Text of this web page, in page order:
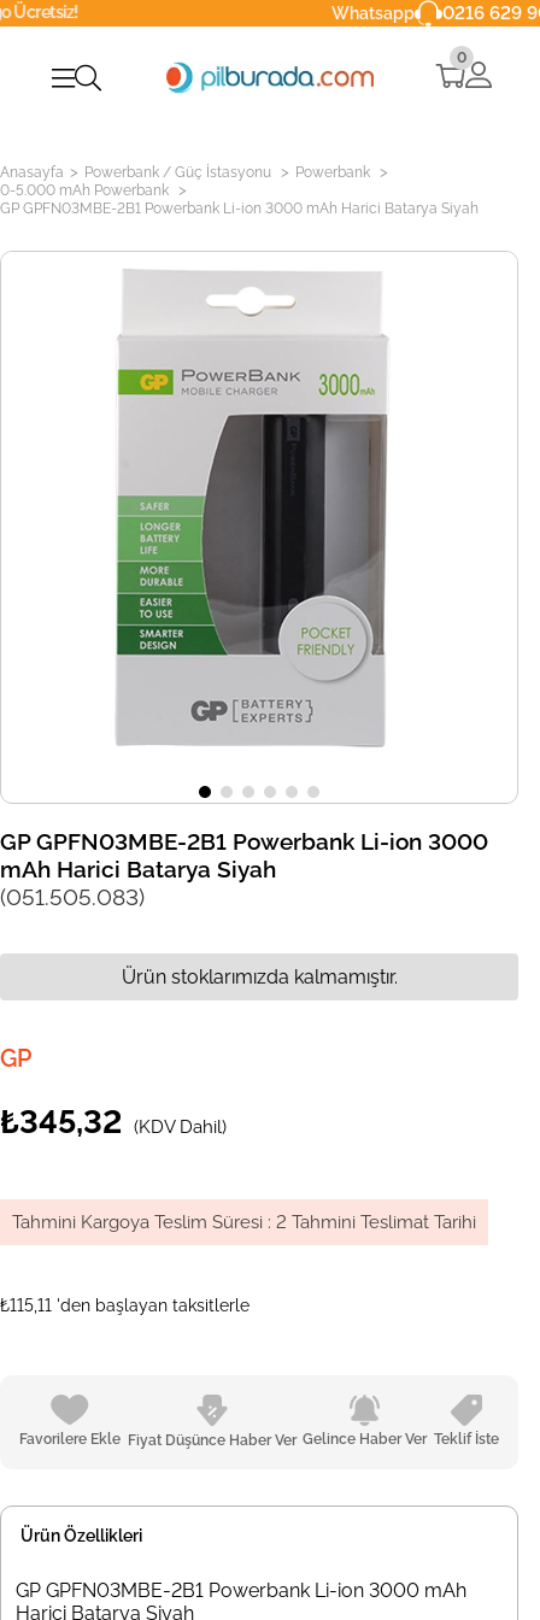
Whatsapp 0216 629 90 40
0
Anasayfa > Powerbank / Güç İstasyonu > Powerbank >
0-5.000 mAh Powerbank >
GP GPFN03MBE-2B1 Powerbank Li-ion 3000 mAh Harici Batarya Siyah
GP GPFN03MBE-2B1 Powerbank Li-ion 3000
mAh Harici Batarya Siyah
(051.505.083)
GP
₺345,32 (KDV Dahil)
Tahmini Kargoya Teslim Süresi : 2 Tahmini Teslimat Tarihi
₺115,11 'den başlayan taksitlerle
Favorilere Ekle Fiyat Düşünce Haber Ver Gelince Haber Ver Teklif İste
Ürün stoklarımızda kalmamıştır.
Ürün Özellikleri
GP GPFN03MBE-2B1 Powerbank Li-ion 3000 mAh
Harici Batarya Siyah